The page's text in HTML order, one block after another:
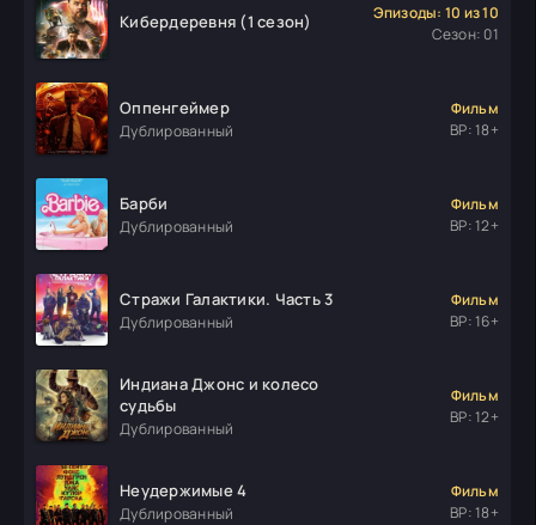
Кибердеревня (1 сезон)
Эпизоды: 10 из 10
Сезон: 01
Оппенгеймер
Дублированный
Фильм
ВР: 18+
Барби
Дублированный
Фильм
ВР: 12+
Стражи Галактики. Часть 3
Дублированный
Фильм
ВР: 16+
Индиана Джонс и колесо
судьбы
Дублированный
Фильм
ВР: 12+
Неудержимые 4
Дублированный
Фильм
ВР: 18+